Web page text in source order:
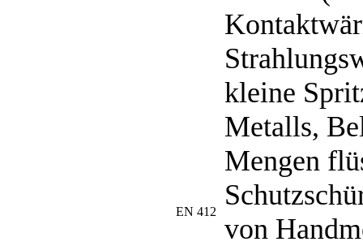
kleine
Metalls,
Mengen
EN 412
von